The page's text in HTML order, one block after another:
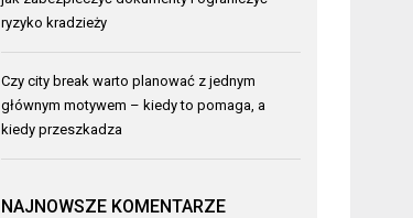
ryzyko kradzieży
Czy city break warto planować z jednym
głównym motywem – kiedy to pomaga, a
kiedy przeszkadza
NAJNOWSZE KOMENTARZE